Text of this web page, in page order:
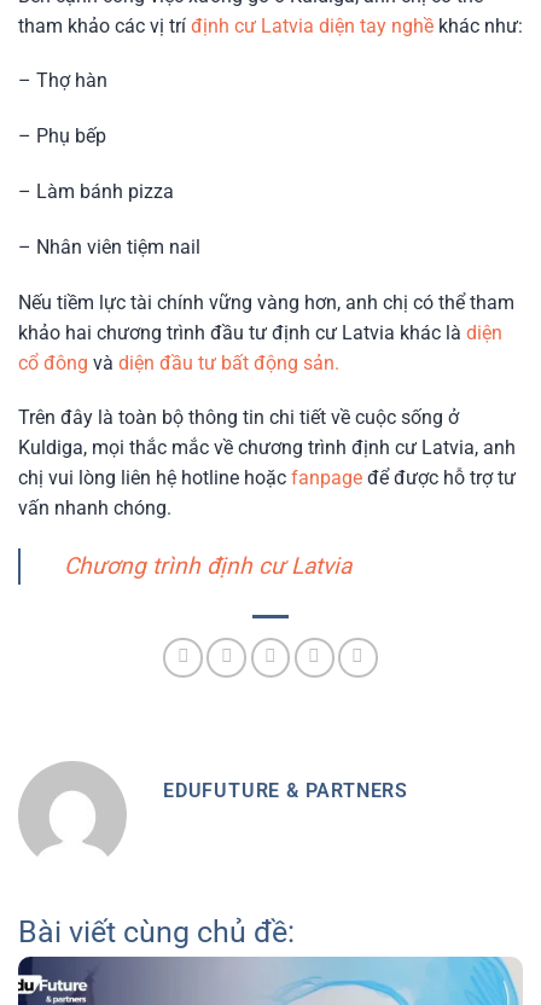
tham khảo các vị trí định cư Latvia diện tay nghề khác như:
– Thợ hàn
– Phụ bếp
– Làm bánh pizza
– Nhân viên tiệm nail
Nếu tiềm lực tài chính vững vàng hơn, anh chị có thể tham
khảo hai chương trình đầu tư định cư Latvia khác là diện
cổ đông và diện đầu tư bất động sản.
Trên đây là toàn bộ thông tin chi tiết về cuộc sống ở
Kuldiga, mọi thắc mắc về chương trình định cư Latvia, anh
chị vui lòng liên hệ hotline hoặc fanpage để được hỗ trợ tư
vấn nhanh chóng.
Chương trình định cư Latvia
EDUFUTURE & PARTNERS
Bài viết cùng chủ đề: